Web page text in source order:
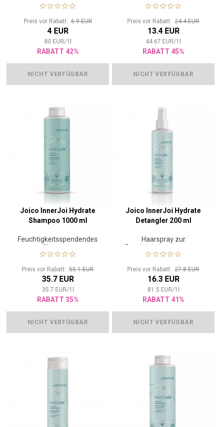
Preis vor Rabatt:6.9 EUR
4 EUR
80 EUR/1
RABATT 42%
NICHT VERFÜGBAR
Preis vor Rabatt: 24.4 EUR
13.4 EUR
44.67 EUR/1
RABATT 45%
NICHT VERFÜGBAR
Joico InnerJoi Hydrate
Shampoo 1000 ml
Feuchtigkeitsspendendes
Shampoo
Preis vor Rabatt: 55.1 EUR
35.7 EUR
35.7 EUR/1
RABATT 35%
NICHT VERFÜGBAR
Joico InnerJoi Hydrate
Detangler 200 ml
Haarspray zur
Feuchtigkeitsversorgung
Preis vor Rabatt: 27.8 EUR
16.3 EUR
81.5 EUR/1
RABATT 41%
NICHT VERFÜGBAR